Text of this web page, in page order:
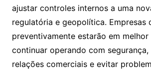
ajustar controles internos a uma
regulatória e geopolítica. Empresas
preventivamente estarão em
continuar operando com segurança,
relações comerciais e evitar